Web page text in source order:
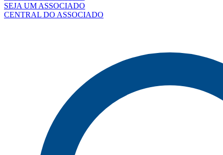
SEJA UM ASSOCIADO
CENTRAL DO ASSOCIADO